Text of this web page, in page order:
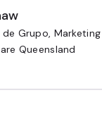
Grupo,
Queensland